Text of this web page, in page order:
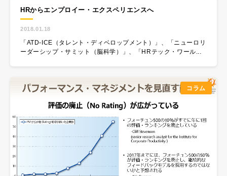
HRからエンプロイー・エクスペリエンスへ
2018.01.18
「ATD-ICE（タレント・ディベロップメント）」、「ニューロリ
ーダーシップ・サミット（脳科学）」、「HRテック・ワール...
コラム